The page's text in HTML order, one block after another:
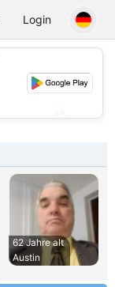
Login
62 Jahre alt
Austin